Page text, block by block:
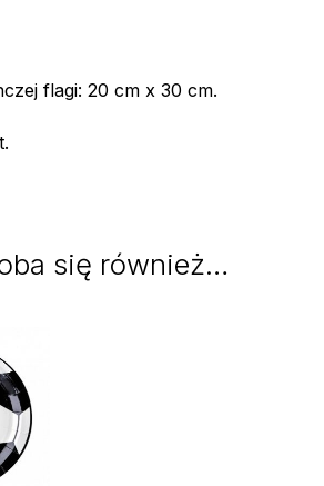
flagi: 20 cm x 30 cm.
się również…